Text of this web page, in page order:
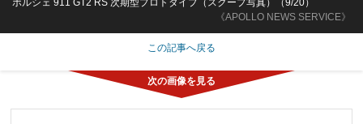
《APOLLO NEWS SERVICE》
この記事へ戻る